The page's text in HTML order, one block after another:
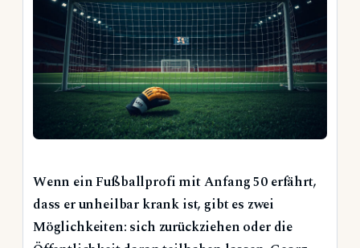
Wenn ein Fußballprofi mit Anfang 50 erfährt,
dass er unheilbar krank ist, gibt es zwei
Möglichkeiten: sich zurückziehen oder die